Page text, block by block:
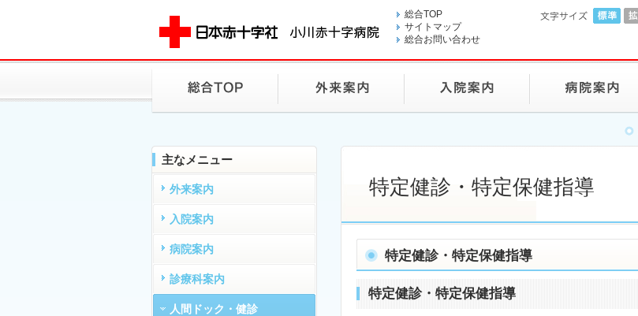
総合TOP
サイトマップ
総合お問い合わせ
特定健診・特定保健指導
特定健診・特定保健指導
特定健診・特定保健指導
主なメニュー
外来案内
入院案内
病院案内
診療科案内
人間ドック・健診